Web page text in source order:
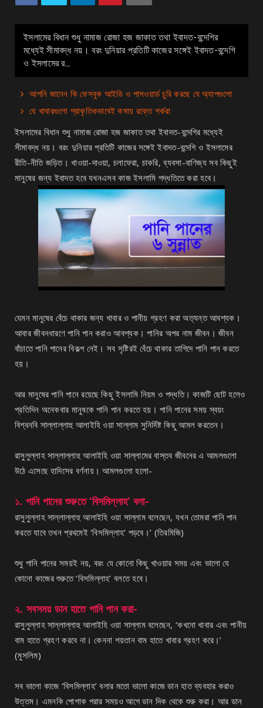
ইসলামের বিধান শুধু নামাজ রোজা হজ জাকাত তথা ইবাদত-বন্দেগির
মধ্যেই সীমাবদ্ধ নয়। বরং দুনিয়ার প্রতিটি কাজের সঙ্গেই ইবাদত-বন্দেগি
ও ইসলামের র...
আপনি জানেন কি ফেসবুক আইডি ও পাসওয়ার্ড চুরি করছে যে অ্যাপগুলো
যে খাবারগুলো প্রাকৃতিকভাবেই কমায় রক্তে শর্করা
ইসলামের বিধান শুধু নামাজ রোজা হজ জাকাত তথা ইবাদত-বন্দেগির মধ্যেই
সীমাবদ্ধ নয়। বরং দুনিয়ার প্রতিটি কাজের সঙ্গেই ইবাদত-বন্দেগি ও ইসলামের
রীতি-নীতি জড়িত। খাওয়া-দাওয়া, চলাফেরা, চাকরি, ব্যবসা-বাণিজ্য সব কিছুই
মানুষের জন্য ইবাদত হবে যখনএসব কাজ ইসলামি পদ্ধতিতে করা হবে।
যেমন মানুষের বেঁচে থাকার জন্য খাবার ও পানীয় গ্রহণ করা অত্যন্ত আবশ্যক।
আবার জীবনধারণে পানি পান করাও আবশ্যক। পানির অপর নাম জীবন। জীবন
বাঁচাতে পানি পানের বিকল্প নেই। সব সৃষ্টিরই বেঁচে থাকার তাগিদে পানি পান করতে
হয়।
আর মানুষের পানি পানে রয়েছে কিছু ইসলামি নিয়ম ও পদ্ধতি। কাজটি ছোট হলেও
প্রতিদিন অনেকবার মানুষকে পানি পান করতে হয়। পানি পানের সময় স্বয়ং
বিশ্বনবি সাল্লাল্লাহু আলাইহি ওয়া সাল্লাম সুনির্দিষ্ট কিছু আমল করতেন।
রাসুলুল্লাহ সাল্লাল্লাহু আলাইহি ওয়া সাল্লামের বাস্তব জীবনের এ আমলগুলো
উঠে এসেছে হাদিসের বর্ণনায়। আমলগুলো হলো-
১. পানি পানের শুরুতে ‘বিসমিল্লাহ’ বলা-
রাসুলুল্লাহ সাল্লাল্লাহু আলাইহি ওয়া সাল্লাম বলেছেন, যখন তোমরা পানি পান
করতে যাবে তখন প্রথমেই ‘বিসমিল্লাহ’ পড়বে।’ (তিরমিজি)
শুধু পানি পানের সময়ই নয়, বরং যে কোনো কিছু খাওয়ার সময় এবং ভালো যে
কোনো কাজের শুরুতে ‘বিসমিল্লাহ’ বলতে হবে।
২. সবসময় ডান হাতে পানি পান করা-
রাসুলুল্লাহ সাল্লাল্লাহু আলাইহি ওয়া সাল্লাম বলেছেন, ‘কখনো খাবার এবং পানীয়
বাম হাতে গ্রহণ করবে না। কেননা শয়তান বাম হাতে খাবার গ্রহণ করে।’
(মুসলিম)
সব ভালো কাজে ‘বিসমিল্লাহ’ বলার মতো ভালো কাজে ডান হাত ব্যবহার করাও
উত্তম। এমনকি পোশাক পরার সময়ও আগে ডান দিক থেকে শুরু করা। আর ডান